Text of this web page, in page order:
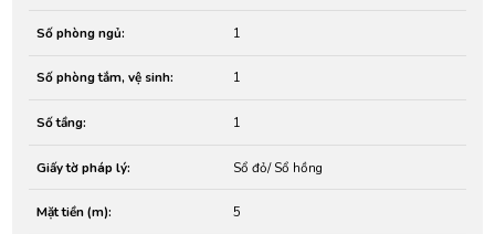
Số phòng ngủ: 1
Số phòng tắm, vệ sinh: 1
Số tầng: 1
Giấy tờ pháp lý: Sổ đỏ/ Sổ hồng
Mặt tiền (m): 5